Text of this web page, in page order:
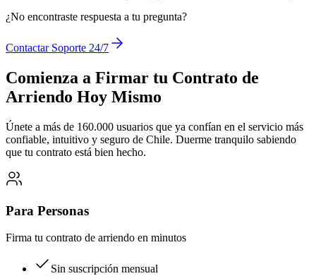
¿No encontraste respuesta a tu pregunta?
Contactar Soporte 24/7
Comienza a Firmar tu Contrato de
Arriendo Hoy Mismo
Únete a más de 160.000 usuarios que ya confían en el servicio más
confiable, intuitivo y seguro de Chile. Duerme tranquilo sabiendo
que tu contrato está bien hecho.
Para Personas
Firma tu contrato de arriendo en minutos
Sin suscripción mensual